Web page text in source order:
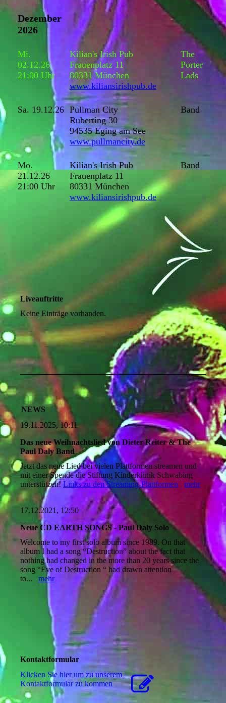
Dezember
2026
Mi.
02.12.26
21:00 Uhr
Kilian's Irish Pub
Frauenplatz 11
80331 München
www.kiliansirishpub.de
The
Porter
Lads
Sa. 19.12.26 Pullman City
Ruberting 30
94535 Eging am See
www.pullmancity.de
Band
Mo.
21.12.26
21:00 Uhr
Kilian's Irish Pub
Frauenplatz 11
80331 München
www.kiliansirishpub.de
Band
Liveauftritte
Keine Einträge vorhanden.
NEWS
19.11.2025, 10:11
Das neue Weihnachtslied von Dieter Reiter & The
Paul Daly Band
Jetzt das neue Lied bei vielen Plattformen streamen und
mit einer Spende die Stiftung Kinderklinik Schwabing
unterstützen!Links zu den Streaming-Plattformen mehr
17.12.2021, 12:50
Neue CD EARTH SONGS - Paul Daly Solo
Welcome to my first solo album since 1989. On that
album I had a song “Destruction” about the fact that
nothing had changed in the more than 20 years since the
song “Eve of Destruction “ had drawn attention
to... mehr
Kontaktformular
Klicken Sie hier um zu unserem
Kon­takt­for­mu­lar zu kommen